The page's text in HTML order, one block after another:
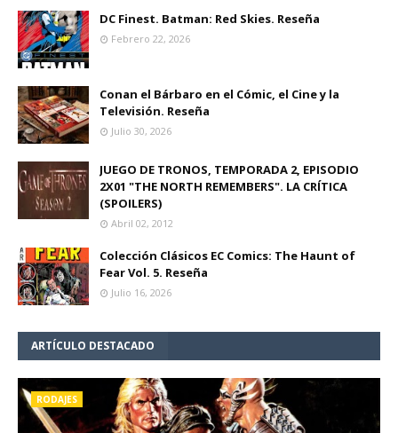
DC Finest. Batman: Red Skies. Reseña
Febrero 22, 2026
Conan el Bárbaro en el Cómic, el Cine y la
Televisión. Reseña
Julio 30, 2026
JUEGO DE TRONOS, TEMPORADA 2, EPISODIO
2X01 "THE NORTH REMEMBERS". LA CRÍTICA
(SPOILERS)
Abril 02, 2012
Colección Clásicos EC Comics: The Haunt of
Fear Vol. 5. Reseña
Julio 16, 2026
ARTÍCULO DESTACADO
RODAJES